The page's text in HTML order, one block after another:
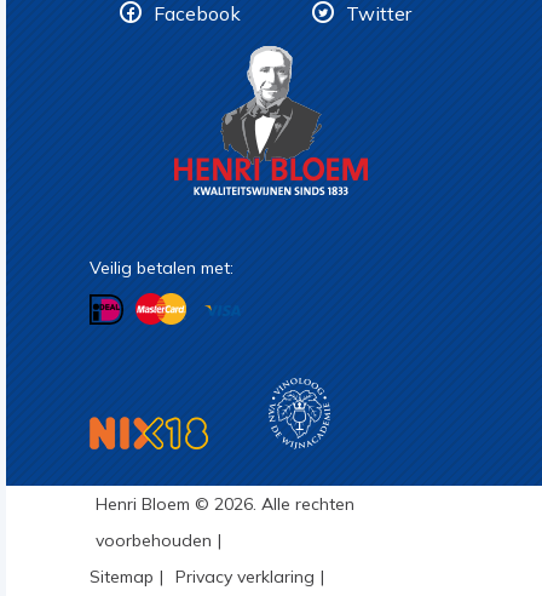
Facebook Twitter
Veilig betalen met:
Henri Bloem © 2026. Alle rechten
voorbehouden
Sitemap
Privacy verklaring